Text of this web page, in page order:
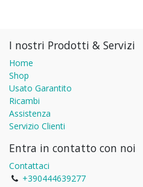
I nostri Prodotti & Servizi
Home
Shop
Usato Garantito
Ricambi
Assistenza
Servizio Clienti
Entra in contatto con noi
Contattaci
+390444639277